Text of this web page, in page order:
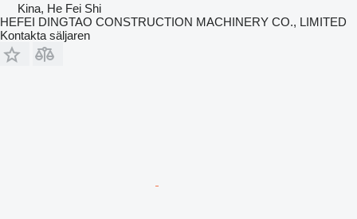
Kina, He Fei Shi
HEFEI DINGTAO CONSTRUCTION MACHINERY CO., LIMITED
Kontakta säljaren